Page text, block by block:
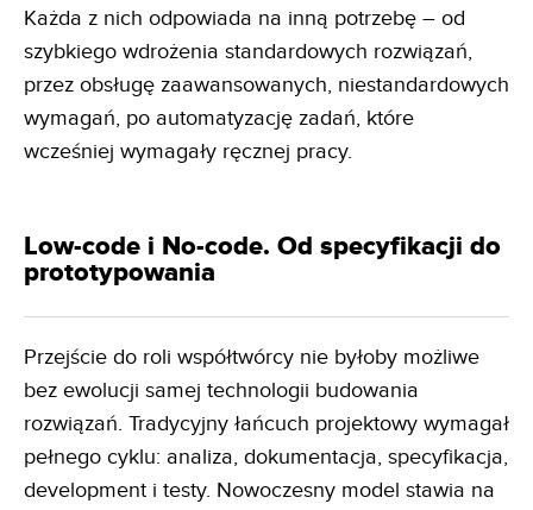
Każda z nich odpowiada na inną potrzebę – od
szybkiego wdrożenia standardowych rozwiązań,
przez obsługę zaawansowanych, niestandardowych
wymagań, po automatyzację zadań, które
wcześniej wymagały ręcznej pracy.
Low-code i No-code. Od specyfikacji do
prototypowania
Przejście do roli współtwórcy nie byłoby możliwe
bez ewolucji samej technologii budowania
rozwiązań. Tradycyjny łańcuch projektowy wymagał
pełnego cyklu: analiza, dokumentacja, specyfikacja,
development i testy. Nowoczesny model stawia na